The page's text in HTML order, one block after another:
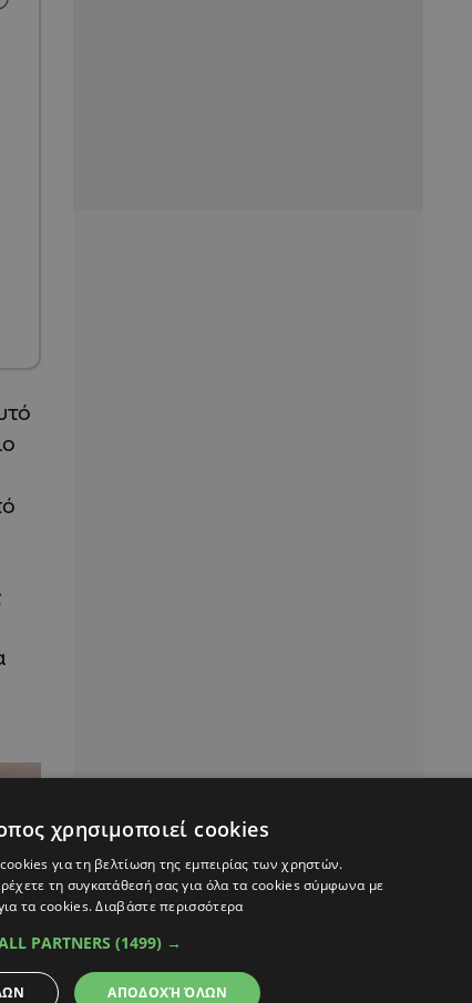
χρησιμοποιεί cookies
για τη βελτίωση της εμπειρίας των χρηστών.
τη συγκατάθεσή σας για όλα τα cookies σύμφωνα με
τα cookies.Διαβάστε περισσότερα
PARTNERS (1499) →
ΑΠΟΔΟΧΉ ΌΛΩΝ